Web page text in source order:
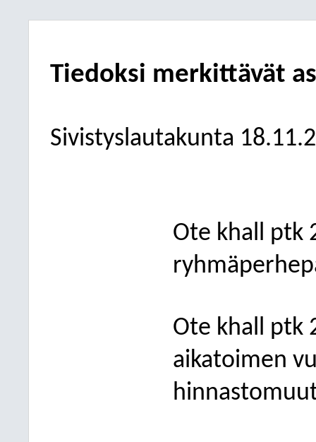
Tiedoksi merkittävät
Sivistyslautakunta
Ote khall ptk
Ote khall ptk
aikatoimen